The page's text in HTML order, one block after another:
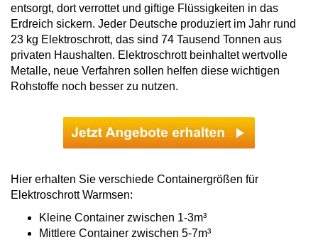
entsorgt, dort verrottet und giftige Flüssigkeiten in das
Erdreich sickern. Jeder Deutsche produziert im Jahr rund
23 kg Elektroschrott, das sind 74 Tausend Tonnen aus
privaten Haushalten. Elektroschrott beinhaltet wertvolle
Metalle, neue Verfahren sollen helfen diese wichtigen
Rohstoffe noch besser zu nutzen.
Hier erhalten Sie verschiede Containergrößen für
Elektroschrott Warmsen:
Kleine Container zwischen 1-3m³
Mittlere Container zwischen 5-7m³